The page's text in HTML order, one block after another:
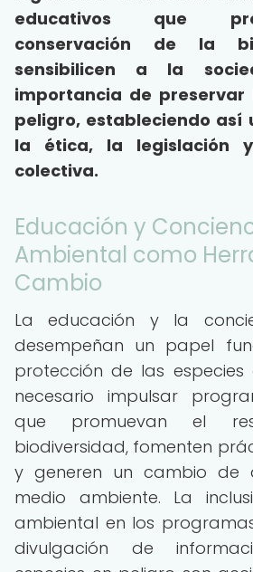
educativos que
conservación de la
sensibilicen a la
importancia de preservar
peligro, estableciendo así
la ética, la legislación
colectiva.
Educación y
Ambiental como
Cambio
La educación y la
desempeñan un papel
protección de las especies
necesario impulsar
que promuevan el
biodiversidad, fomenten
y generen un cambio de
medio ambiente. La
ambiental en los
divulgación de